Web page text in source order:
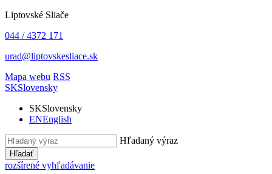
Liptovské Sliače
044 / 4372 171
urad@liptovskesliace.sk
Mapa webu RSS
SKSlovensky
SKSlovensky
ENEnglish
Hľadaný výraz
Hľadať
rozšírené vyhľadávanie